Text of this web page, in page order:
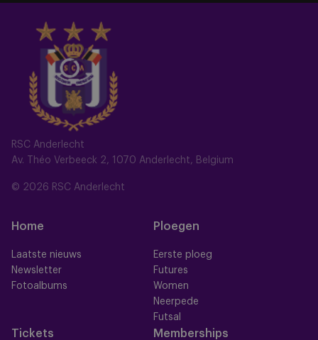
RSC Anderlecht
Av. Théo Verbeeck 2, 1070 Anderlecht, Belgium
© 2026 RSC Anderlecht
Home
Laatste nieuws
Newsletter
Fotoalbums
Ploegen
Eerste ploeg
Futures
Women
Neerpede
Futsal
Tickets Memberships